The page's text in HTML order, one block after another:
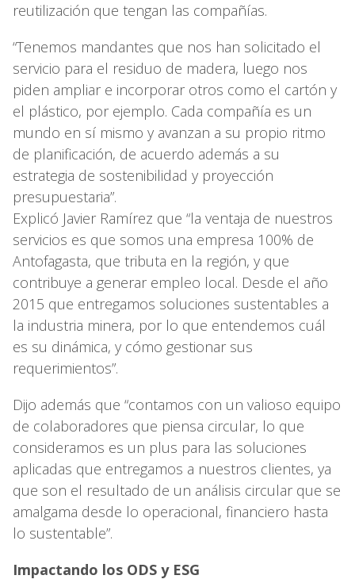
reutilización que tengan las compañías.
“Tenemos mandantes que nos han solicitado el
servicio para el residuo de madera, luego nos
piden ampliar e incorporar otros como el cartón y
el plástico, por ejemplo. Cada compañía es un
mundo en sí mismo y avanzan a su propio ritmo
de planificación, de acuerdo además a su
estrategia de sostenibilidad y proyección
presupuestaria”.
Explicó Javier Ramírez que “la ventaja de nuestros
servicios es que somos una empresa 100% de
Antofagasta, que tributa en la región, y que
contribuye a generar empleo local. Desde el año
2015 que entregamos soluciones sustentables a
la industria minera, por lo que entendemos cuál
es su dinámica, y cómo gestionar sus
requerimientos”.
Dijo además que “contamos con un valioso equipo
de colaboradores que piensa circular, lo que
consideramos es un plus para las soluciones
aplicadas que entregamos a nuestros clientes, ya
que son el resultado de un análisis circular que se
amalgama desde lo operacional, financiero hasta
lo sustentable”.
Impactando los ODS y ESG